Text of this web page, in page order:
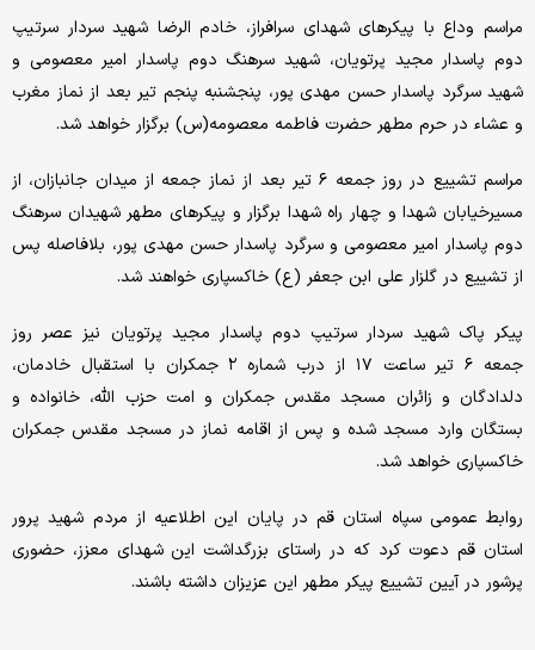
مراسم وداع با پیکرهای شهدای سرافراز، خادم الرضا شهید سردار سرتیپ
دوم پاسدار مجید پرتویان، شهید سرهنگ دوم پاسدار امیر معصومی و
شهید سرگرد پاسدار حسن مهدی پور، پنجشنبه پنجم تیر بعد از نماز مغرب
و عشاء در حرم مطهر حضرت فاطمه معصومه(س) برگزار خواهد شد.
مراسم تشییع در روز جمعه ۶ تیر بعد از نماز جمعه از میدان جانبازان، از
مسیرخیابان شهدا و چهار راه شهدا برگزار و پیکرهای مطهر شهیدان سرهنگ
دوم پاسدار امیر معصومی و سرگرد پاسدار حسن مهدی پور، بلافاصله پس
از تشییع در گلزار علی ابن جعفر (ع) خاکسپاری خواهند شد.
پیکر پاک شهید سردار سرتیپ دوم پاسدار مجید پرتویان نیز عصر روز
جمعه ۶ تیر ساعت ۱۷ از درب شماره ۲ جمکران با استقبال خادمان،
دلدادگان و زائران مسجد مقدس جمکران و امت حزب الله، خانواده و
بستگان وارد مسجد شده و پس از اقامه نماز در مسجد مقدس جمکران
خاکسپاری خواهد شد.
روابط عمومی سپاه استان قم در پایان این اطلاعیه از مردم شهید پرور
استان قم دعوت کرد که در راستای بزرگداشت این شهدای معزز، حضوری
پرشور در آیین تشییع پیکر مطهر این عزیزان داشته باشند.